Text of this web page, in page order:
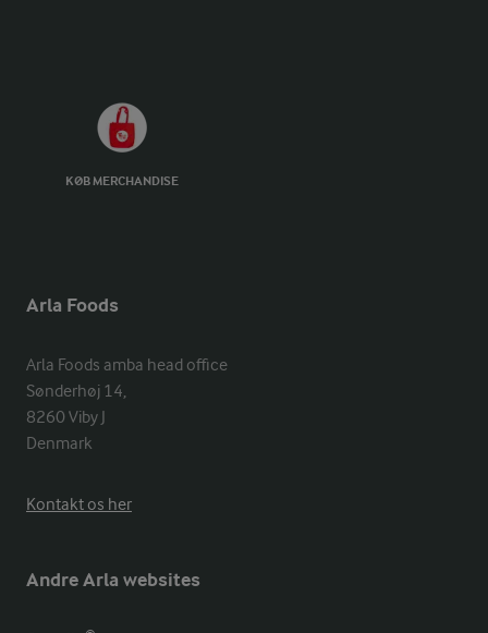
KØB MERCHANDISE
Arla Foods
Arla Foods amba head office
Sønderhøj 14,
8260 Viby J
Denmark
Kontakt os her
Andre Arla websites